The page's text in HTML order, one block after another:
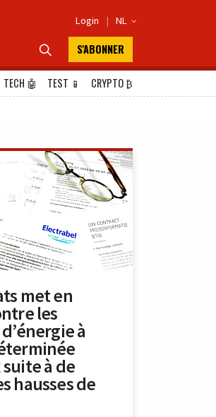
Login | NL 
 S'ABONNER
TECH 🤖 TEST 📱 CRYPTO₿
met en
les
à
à de
hausses de